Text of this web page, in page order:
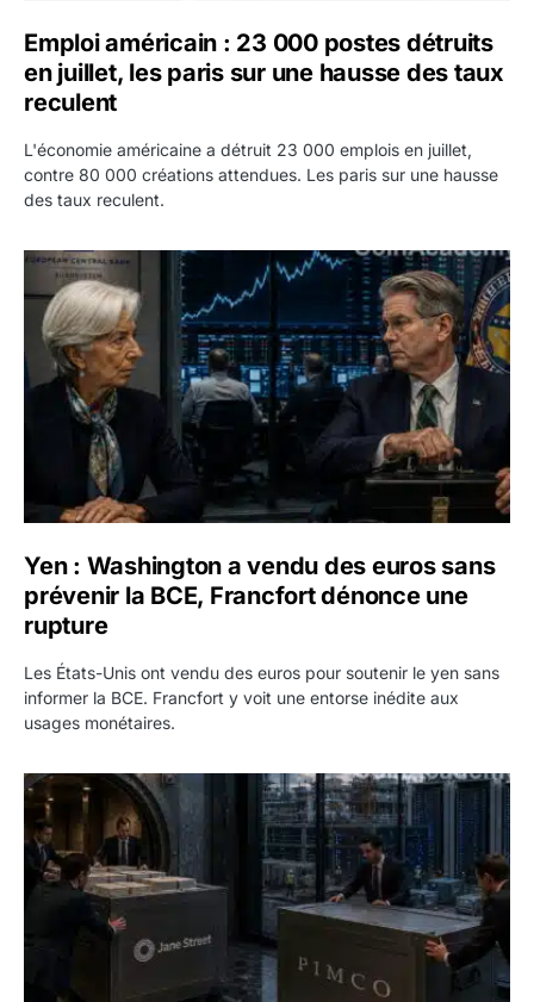
Emploi américain : 23 000 postes détruits
en juillet, les paris sur une hausse des taux
reculent
L'économie américaine a détruit 23 000 emplois en juillet,
contre 80 000 créations attendues. Les paris sur une hausse
des taux reculent.
Yen : Washington a vendu des euros sans prévenir la
Yen : Washington a vendu des euros sans
prévenir la BCE, Francfort dénonce une
rupture
Les États-Unis ont vendu des euros pour soutenir le yen sans
informer la BCE. Francfort y voit une entorse inédite aux
usages monétaires.
Jane Street négocie le transfert de 11 milliards de